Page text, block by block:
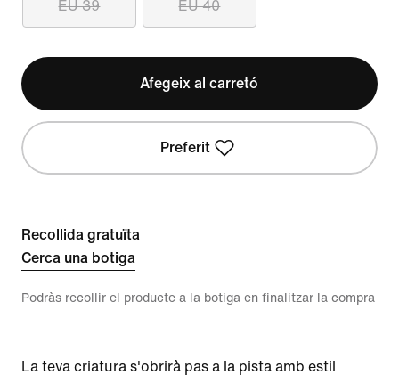
EU 39 EU 40
Afegeix al carretó
Preferit
Recollida gratuïta
Cerca una botiga
Podràs recollir el producte a la botiga en finalitzar la compra
La teva criatura s'obrirà pas a la pista amb estil